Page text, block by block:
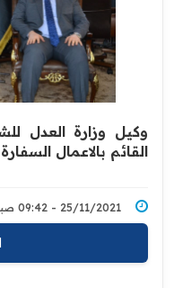
وكيل وزارة العدل
القائم ‏بالاعمال
25/11/2021 - 09:42 صباحًا